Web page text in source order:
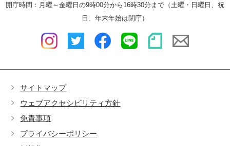
サイトマップ
ウェブアクセシビリティ方針
免責事項
プライバシーポリシー
開庁時間：月曜～金曜日の9時00分から16時30分まで（土曜・日曜日、祝
日、年末年始は閉庁）